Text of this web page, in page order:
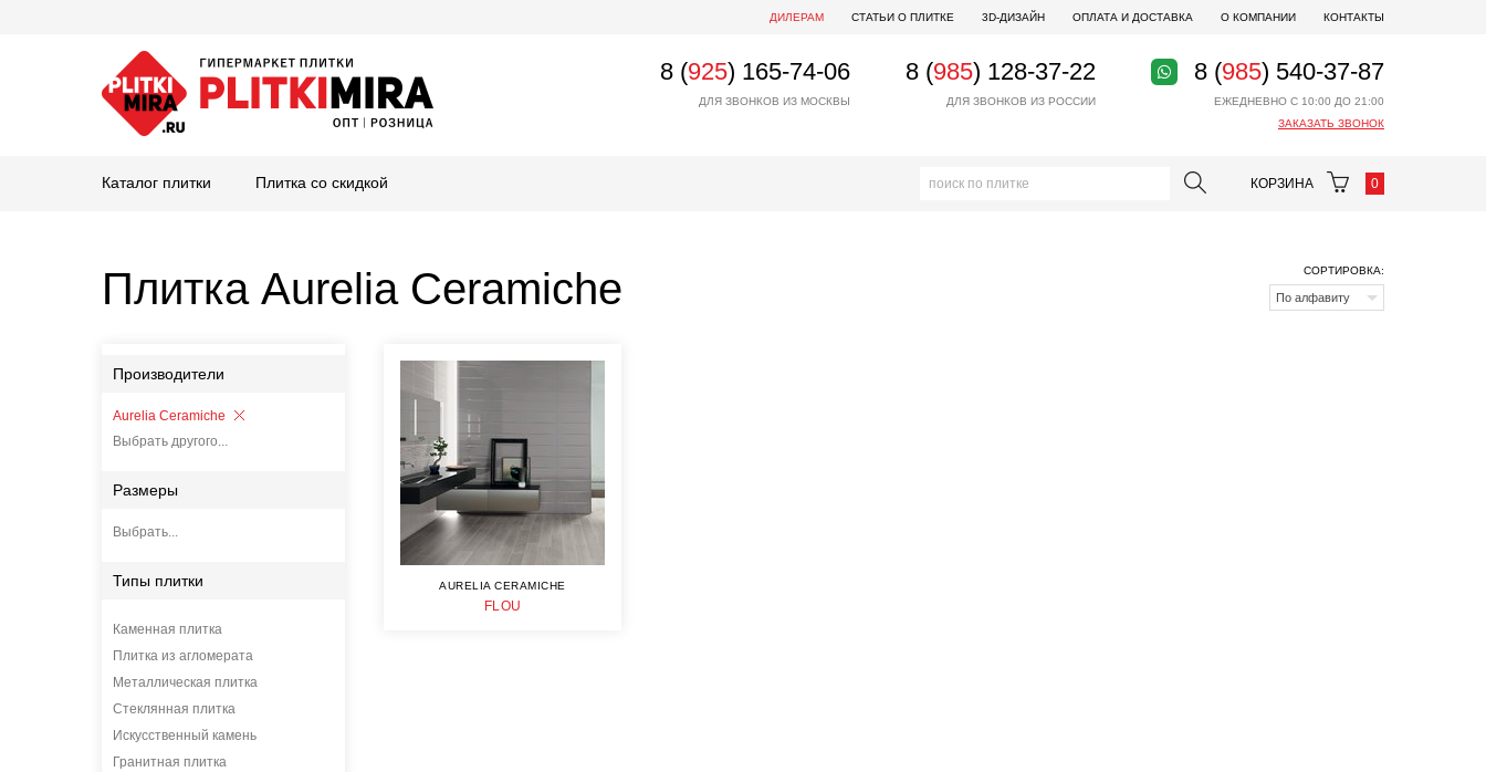
ДИЛЕРАМ СТАТЬИ О ПЛИТКЕ 3D-ДИЗАЙН ОПЛАТА И ДОСТАВКА О КОМПАНИИ КОНТАКТЫ
8 (925) 165-74-06
ДЛЯ ЗВОНКОВ ИЗ МОСКВЫ
8 (985) 128-37-22
ДЛЯ ЗВОНКОВ ИЗ РОССИИ
8 (985) 540-37-87
ЕЖЕДНЕВНО С 10:00 ДО 21:00
ЗАКАЗАТЬ ЗВОНОК
Каталог плитки Плитка со скидкой КОРЗИНА 0
Плитка Aurelia Ceramiche СОРТИРОВКА:
По алфавиту
Производители
Aurelia Ceramiche
Выбрать другого...
Размеры
Выбрать...
Типы плитки
Каменная плитка
Плитка из агломерата
Металлическая плитка
Стеклянная плитка
Искусственный камень
Гранитная плитка
AURELIA CERAMICHE
FLOU